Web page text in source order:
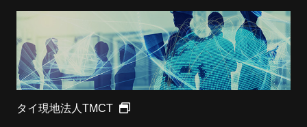
タイ現地法人TMCT